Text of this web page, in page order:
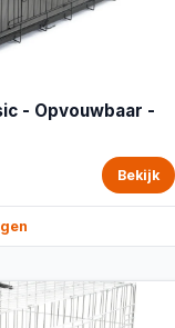
- Opvouwbaar -
Bekijk